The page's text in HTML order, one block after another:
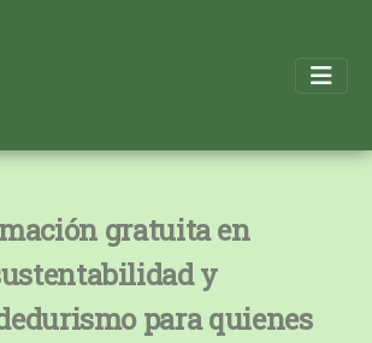
gratuita en
y
para quienes